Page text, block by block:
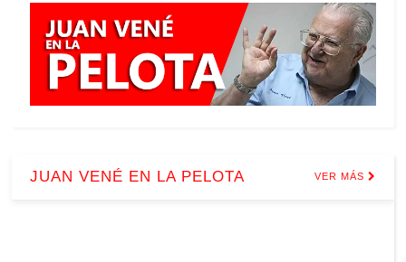
JUAN VENÉ EN LA PELOTA VER MÁS